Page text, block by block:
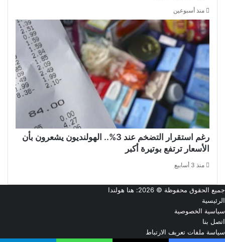
منذ أسبوعين
رغم استقرار التضخم عند 3%.. الهولنديون يشعرون بأن
الأسعار ترتفع بوتيرة أكبر
منذ 3 أسابيع
جميع الحقوق محفوظة © 2026:
هنا هولندا
الرئيسية
سياسية الخصوصية
اتصل بنا
سياسة ملفات تعريف الارتباط